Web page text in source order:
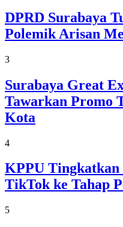
DPRD Surabaya
Polemik Arisan
3
Surabaya Great
Tawarkan Promo
Kota
4
KPPU Tingkatkan
TikTok ke Tahap
5